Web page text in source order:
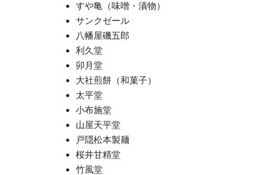
すや亀（味噌・漬物）
サンクゼール
八幡屋磯五郎
利久堂
卯月堂
大社煎餅（和菓子）
太平堂
小布施堂
山屋天平堂
戸隠松本製麺
桜井甘精堂
竹風堂